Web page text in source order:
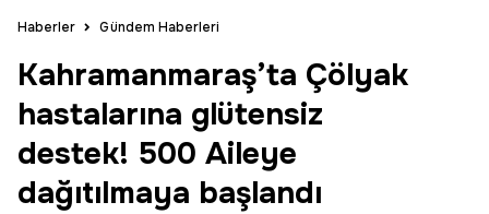
Haberler Gündem Haberleri
Kahramanmaraş’ta Çölyak
hastalarına glütensiz
destek! 500 Aileye
dağıtılmaya başlandı